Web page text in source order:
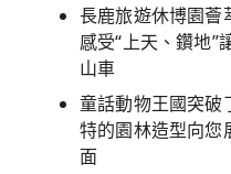
長鹿旅遊休博園薈
感受“上天、鑽地”
山車
童話動物王國突破
特的園林造型向您
面